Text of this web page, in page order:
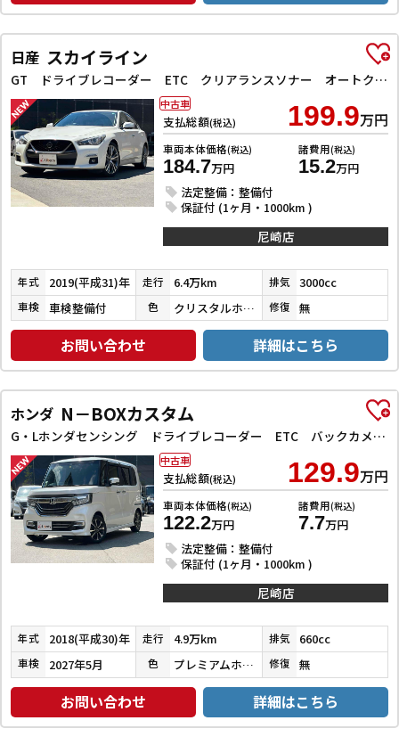
日産 スカイライン
GT ドライブレコーダー ETC クリアランスソナー オートクルーズコントロール 衝突被害軽減システム 全周囲カメラ ナビ TV アルミホイール オートライト LEDヘッドランプ サンルーフ AT
支払総額(税込) 199.9万円
車両本体価格(税込)
184.7万円
諸費用(税込)
15.2万円
法定整備：整備付
保証付 (1ヶ月・1000km )
中古車
尼崎店
年式 2019(平成31)年 走行 6.4万km 排気 3000cc
車検 車検整備付 色 クリスタルホワイトパール３コートパール 修復 無
お問い合わせ 詳細はこちら
ホンダ N－BOXカスタム
G・Lホンダセンシング ドライブレコーダー ETC バックカメラ 両側スライド・片側電動 ナビ TV クリアランスソナー オートクルーズコントロール レーンアシスト 衝突被害軽減システム オートライト スマートキー
支払総額(税込) 129.9万円
車両本体価格(税込)
122.2万円
諸費用(税込)
7.7万円
法定整備：整備付
保証付 (1ヶ月・1000km )
中古車
尼崎店
年式 2018(平成30)年 走行 4.9万km 排気 660cc
車検 2027年5月 色 プレミアムホワイトパールⅡ 修復 無
お問い合わせ 詳細はこちら